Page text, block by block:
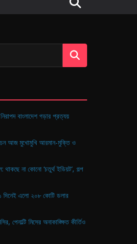
বাংলাদেশ গড়ার প্রত্যয়
আজ মুখোমুখি আরমান-মুক্তি ও
না কোনো ‘চতুর্থ ইডিয়ট’, গল্প
দিনেই এলো ২০৮ কোটি ডলার
পেনাল্টি মিসের অনাকাঙ্ক্ষিত কীর্তিও